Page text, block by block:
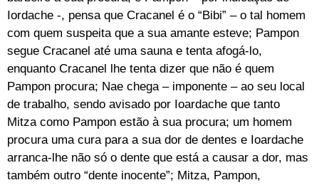
Iordache -, pensa que Cracanel é o “Bibi” – o tal homem
com quem suspeita que a sua amante esteve; Pampon
segue Cracanel até uma sauna e tenta afogá-lo,
enquanto Cracanel lhe tenta dizer que não é quem
Pampon procura; Nae chega – imponente – ao seu local
de trabalho, sendo avisado por Ioardache que tanto
Mitza como Pampon estão à sua procura; um homem
procura uma cura para a sua dor de dentes e Ioardache
arranca-lhe não só o dente que está a causar a dor, mas
também outro “dente inocente”; Mitza, Pampon,